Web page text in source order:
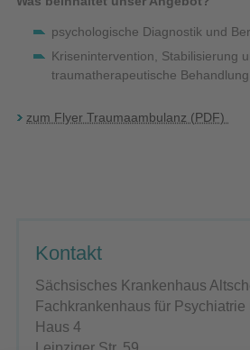
psychologische Diagnostik und
Krisenintervention, Stabilisierung
traumatherapeutische Behandlung
zum Flyer Traumaambulanz (PDF)
Kontakt
Sächsisches Krankenhaus
Fachkrankenhaus für
Haus 4